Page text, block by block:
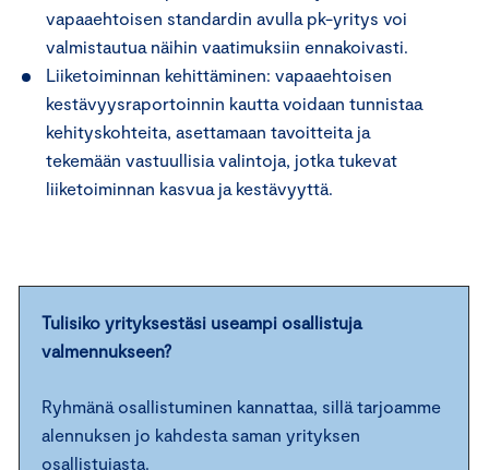
vapaaehtoisen standardin avulla pk-yritys voi
valmistautua näihin vaatimuksiin ennakoivasti.
Liiketoiminnan kehittäminen: vapaaehtoisen
kestävyysraportoinnin kautta voidaan tunnistaa
kehityskohteita, asettamaan tavoitteita ja
tekemään vastuullisia valintoja, jotka tukevat
liiketoiminnan kasvua ja kestävyyttä.
Tulisiko yrityksestäsi useampi osallistuja
valmennukseen?
Ryhmänä osallistuminen kannattaa, sillä tarjoamme
alennuksen jo kahdesta saman yrityksen
osallistujasta.